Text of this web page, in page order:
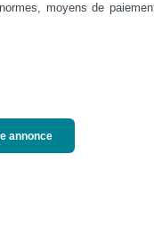
moyens de
annonce